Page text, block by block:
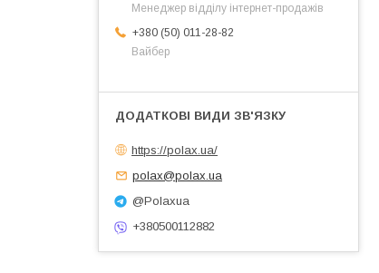
Менеджер відділу інтернет-продажів
+380 (50) 011-28-82
Вайбер
https://polax.ua/
polax@polax.ua
@Polaxua
+380500112882